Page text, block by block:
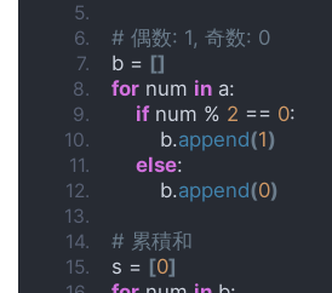
# 偶数: 1, 奇数: 0
b = []
for num in a:
if num % 2 == 0:
        b.
append(1)
else:
        b.
append(0)
# 累積和
s = [0]